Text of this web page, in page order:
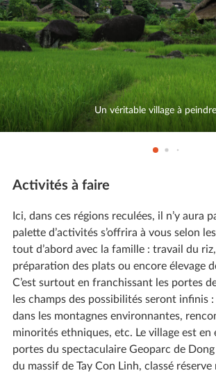
Un véritable village à peindre
Activités à faire
Ici, dans ces régions reculées, il n’y aura
palette d’activités s’offrira à vous selon
tout d’abord avec la famille : travail du
préparation des plats ou encore élevage
C’est surtout en franchissant les portes
les champs des possibilités seront infinis
dans les montagnes environnantes,
minorités ethniques, etc. Le village est en
portes du spectaculaire Geoparc de Dong
du massif de Tay Con Linh, classé